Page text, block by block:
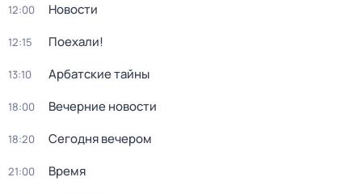
12:00 Новости
12:15 Поехали!
13:10 Арбатские тайны
18:00 Вечерние новости
18:20 Сегодня вечером
21:00 Время